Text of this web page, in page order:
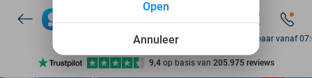
7 dagen per week beschikbaar
10+ miljoen leden
9,4 op basis van 205.975 reviews
Bereikbaar vanaf
Annuleer
Open